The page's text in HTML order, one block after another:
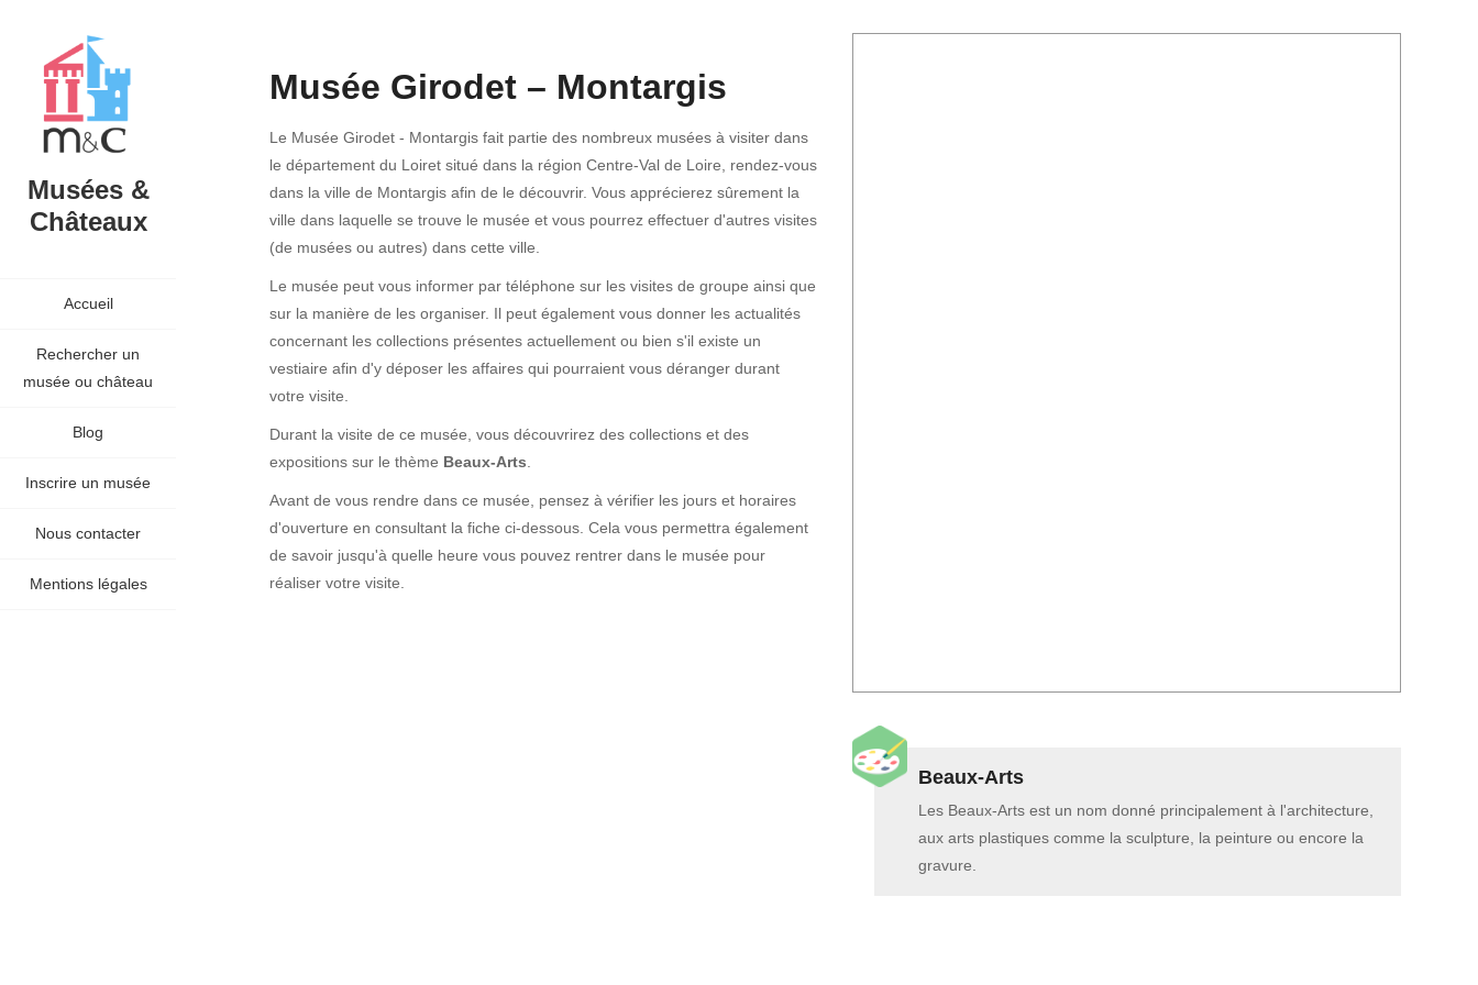
Musées &
Châteaux
Accueil
Rechercher un
musée ou château
Blog
Inscrire un musée
Nous contacter
Mentions légales
Musée Girodet – Montargis
Le Musée Girodet - Montargis fait partie des nombreux musées à visiter dans
le département du Loiret situé dans la région Centre-Val de Loire, rendez-vous
dans la ville de Montargis afin de le découvrir. Vous apprécierez sûrement la
ville dans laquelle se trouve le musée et vous pourrez effectuer d'autres visites
(de musées ou autres) dans cette ville.
Le musée peut vous informer par téléphone sur les visites de groupe ainsi que
sur la manière de les organiser. Il peut également vous donner les actualités
concernant les collections présentes actuellement ou bien s'il existe un
vestiaire afin d'y déposer les affaires qui pourraient vous déranger durant
votre visite.
Durant la visite de ce musée, vous découvrirez des collections et des
expositions sur le thème Beaux-Arts
Avant de vous rendre dans ce musée, pensez à vérifier les jours et horaires
d'ouverture en consultant la fiche ci-dessous. Cela vous permettra également
de savoir jusqu'à quelle heure vous pouvez rentrer dans le musée pour
réaliser votre visite.
Beaux-Arts
Les Beaux-Arts est un nom donné principalement à l'architecture,
aux arts plastiques comme la sculpture, la peinture ou encore la
gravure.